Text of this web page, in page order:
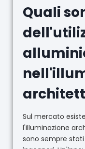
Quali
Sul mercato
l'illuminazione
sono sempre